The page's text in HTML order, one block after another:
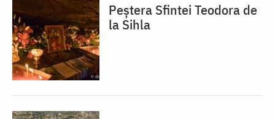
Peștera Sfintei Teodora de
la Sihla